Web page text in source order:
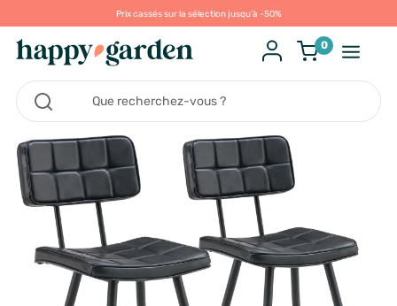
Prix cassés sur la sélection jusqu'à -50%
0